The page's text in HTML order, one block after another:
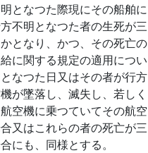
となつた際現にその船舶に
不明となつた者の生死が三
となり、かつ、その死亡の
に関する規定の適用につい
なつた日又はその者が行方
が墜落し、滅失し、若しく
空機に乗つていてその航空
又はこれらの者の死亡が三
にも、同様とする。